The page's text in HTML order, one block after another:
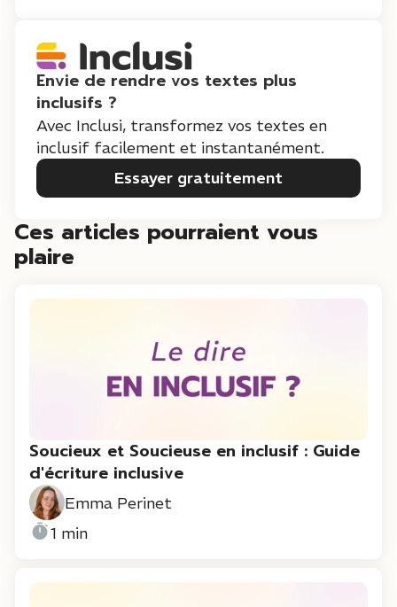
Envie de rendre vos textes plus
inclusifs ?
Avec Inclusi, transformez vos textes en
inclusif facilement et instantanément.
Essayer gratuitement
Ces articles pourraient vous
plaire
Soucieux et Soucieuse en inclusif : Guide
d'écriture inclusive
Emma Perinet
1 min